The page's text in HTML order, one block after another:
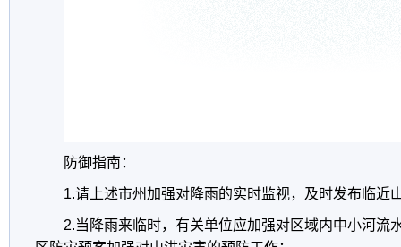
防御指南：
1.请上述市州加强对降雨的实时监视，及时发布临近
2.当降雨来临时，有关单位应加强对区域内中小河流